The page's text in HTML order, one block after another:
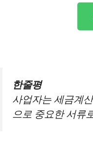
한줄평
사업자는 세금계
으로 중요한 서류